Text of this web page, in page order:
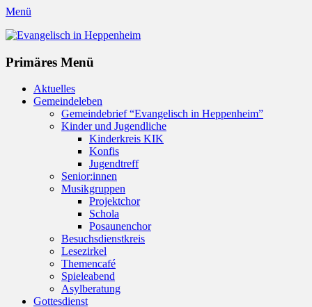
Menü
Evangelisch in Heppenheim
Primäres Menü
Zum
Inhalt
Aktuelles
Gemeindeleben
Gemeindebrief “Evangelisch in Heppenheim”
Kinder und Jugendliche
Kinderkreis KIK
Konfis
Jugendtreff
Senior:innen
Musikgruppen
Projektchor
Schola
Posaunenchor
Besuchsdienstkreis
Lesezirkel
Themencafé
Spieleabend
Asylberatung
Gottesdienst